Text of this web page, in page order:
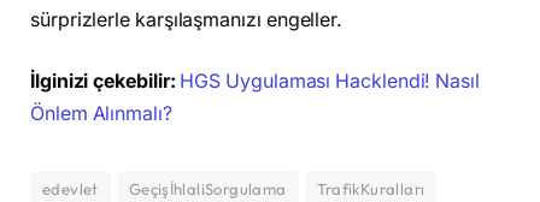
sürprizlerle karşılaşmanızı engeller.
İlginizi çekebilir: HGS Uygulaması Hacklendi! Nasıl
Önlem Alınmalı?
edevlet GeçişİhlaliSorgulama TrafikKuralları